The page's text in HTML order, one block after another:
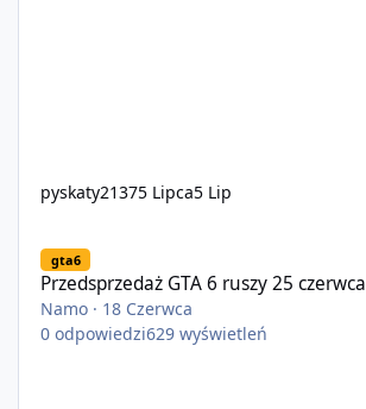
pyskaty21375 Lipca5 Lip
gta6
Przedsprzedaż GTA 6 ruszy 25 czerwca
Namo · 18 Czerwca
0 odpowiedzi629 wyświetleń